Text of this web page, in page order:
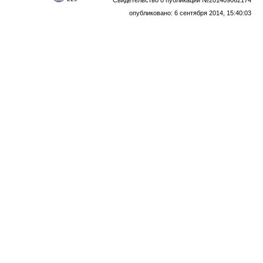
опубликовано: 6 сентября 2014, 15:40:03